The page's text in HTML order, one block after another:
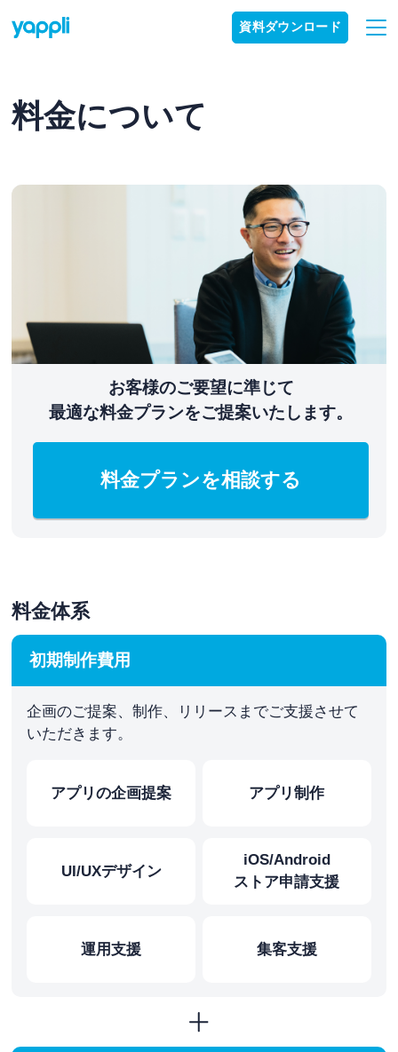
資料ダウンロード
料金について
お客様のご要望に準じて
最適な料金プランをご提案いたします。
料金プランを相談する
料金体系
初期制作費用
企画のご提案、制作、リリースまでご支援させて
いただきます。
アプリの企画提案 アプリ制作
UI/UXデザイン
iOS/Android
ストア申請⽀援
運⽤⽀援 集客⽀援